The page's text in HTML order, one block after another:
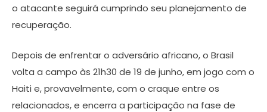
o atacante seguirá cumprindo seu planejamento de
recuperação.
Depois de enfrentar o adversário africano, o Brasil
volta a campo às 21h30 de 19 de junho, em jogo com o
Haiti e, provavelmente, com o craque entre os
relacionados, e encerra a participação na fase de